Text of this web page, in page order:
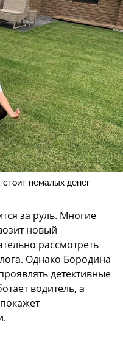
немалых денег
за руль. Многие
новый
рассмотреть
Однако Бородина
детективные
водитель, а